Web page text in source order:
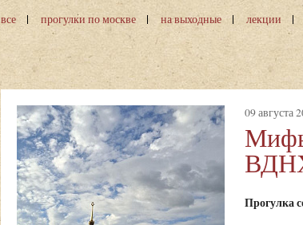
все прогулки по москве на выходные лекции
09 августа
Прогулка